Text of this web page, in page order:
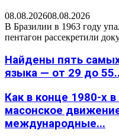
08.08.202608.08.2026
В Бразилии в 1963 году
пентагон рассекретили
Найдены пять
языка — от 29 до
Как в конце 1980-х
масонское
международные...